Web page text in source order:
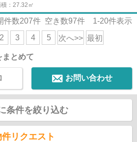
：27.32㎡
件数207件 空き数97件 1-20件表示
2 3 4 5 次へ>> 最初
まとめて
お問い合わせ
条件を絞り込む
件リクエスト